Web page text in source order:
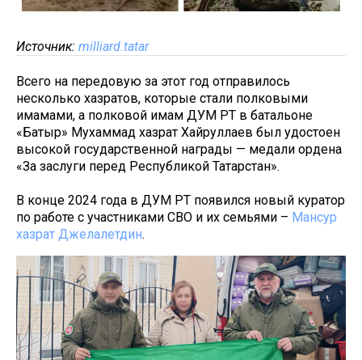
Источник: milliard.tatar
Всего на передовую за этот год отправилось
несколько хазратов, которые стали полковыми
имамами, а полковой имам ДУМ РТ в батальоне
«Батыр» Мухаммад хазрат Хайруллаев был удостоен
высокой государственной награды — медали ордена
«За заслуги перед Республикой Татарстан».
В конце 2024 года в ДУМ РТ появился новый куратор
по работе с участниками СВО и их семьями – Мансур
хазрат Джелалетдин.